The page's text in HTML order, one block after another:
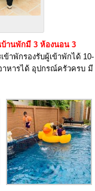
บ้านพักมี 3 ห้องนอน 3
ข้าพักรองรับผู้เข้าพักได้ 10-
าหารได้ อุปกรณ์ครัวครบ มี